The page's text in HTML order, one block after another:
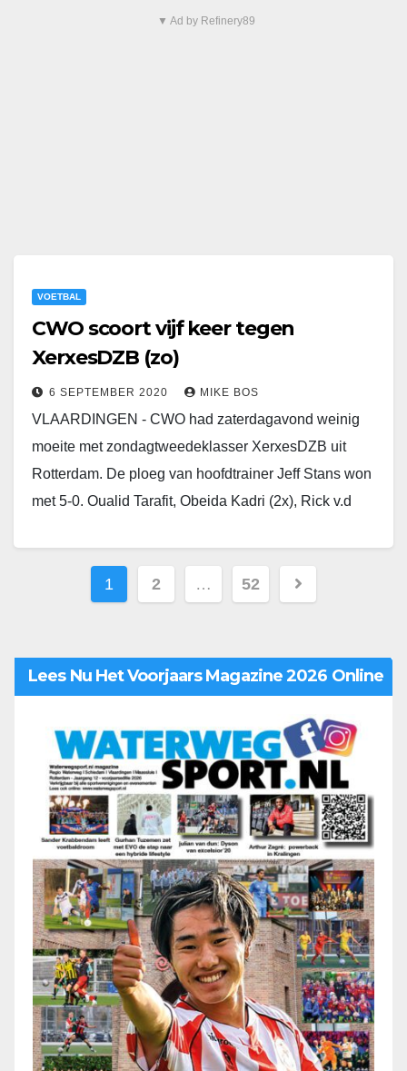
▼ Ad by Refinery89
VOETBAL
CWO scoort vijf keer tegen
XerxesDZB (zo)
6 SEPTEMBER 2020 MIKE BOS
VLAARDINGEN - CWO had zaterdagavond weinig
moeite met zondagtweedeklasser XerxesDZB uit
Rotterdam. De ploeg van hoofdtrainer Jeff Stans won
met 5-0. Oualid Tarafit, Obeida Kadri (2x), Rick v.d
1 2 … 52
Lees Nu Het Voorjaars Magazine 2026 Online